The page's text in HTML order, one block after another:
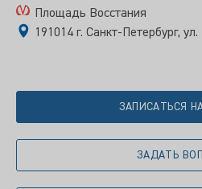
Площадь Восстания
191014 г. Санкт-Петербург, ул.
ЗАПИСАТЬСЯ
ЗАДАТЬ